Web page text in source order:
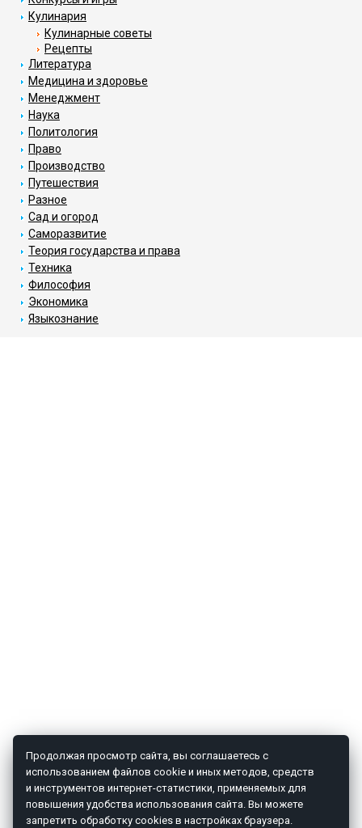
Кулинария
Кулинарные советы
Рецепты
Литература
Медицина и здоровье
Менеджмент
Наука
Политология
Право
Производство
Путешествия
Разное
Сад и огород
Саморазвитие
Теория государства и права
Техника
Философия
Экономика
Языкознание
Продолжая просмотр сайта, вы соглашаетесь с
использованием файлов cookie и иных методов, средств
и инструментов интернет-статистики, применяемых для
повышения удобства использования сайта. Вы можете
запретить обработку cookies в настройках браузера.